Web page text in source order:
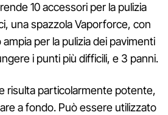
10 accessori per la pulizia
una spazzola Vaporforce, con
per la pulizia dei pavimenti
i punti più difficili, e 3 panni.
risulta particolarmente potente,
a fondo. Può essere utilizzato